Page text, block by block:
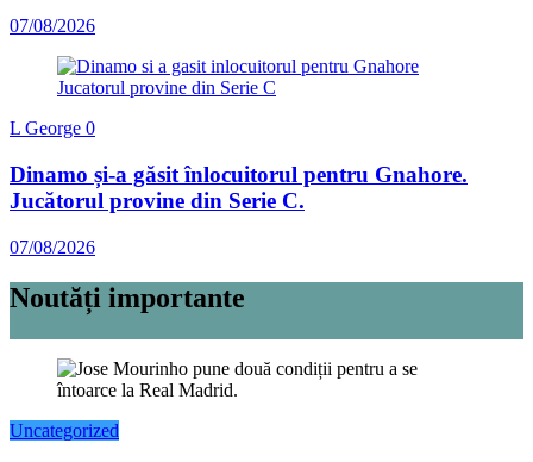
07/08/2026
L George 0
Dinamo și-a găsit înlocuitorul pentru Gnahore.
Jucătorul provine din Serie C.
07/08/2026
Noutăți importante
Uncategorized